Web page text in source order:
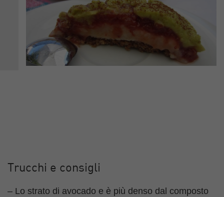
Trucchi e consigli
– Lo strato di avocado e è più denso dal composto